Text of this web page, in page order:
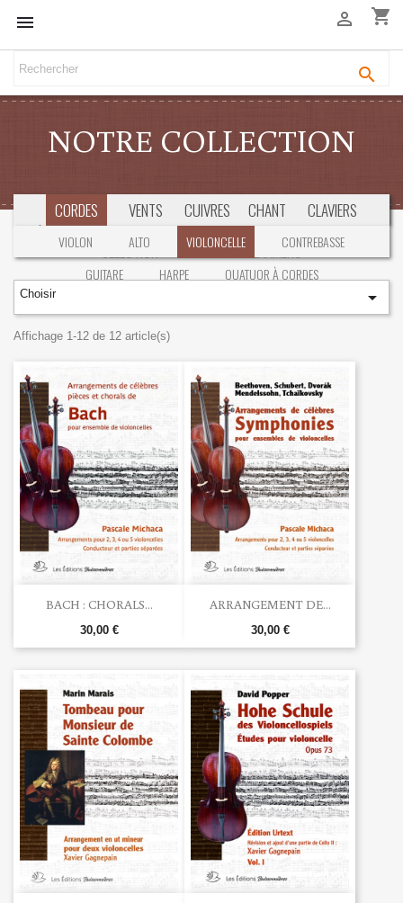
 shopping_cart


NOTRE COLLECTION
CORDES VENTS CUIVRES CHANT
CLAVIERS
PÉDAGOGIE
M. CHAMBRE ORCHESTRE LIVRES CD/DVD
SÉLECTION CONCOURS & EXAMENS
VIOLON ALTO VIOLONCELLE
CONTREBASSE
GUITARE
HARPE QUATUOR À CORDES
Choisir 
Affichage 1-12 de 12 article(s)
BACH : CHORALS...
30,00 €
ARRANGEMENT DE...
30,00 €